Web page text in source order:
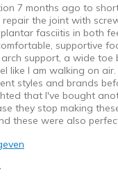
7 months ago to
the joint with
fasciitis in both
supportive
support, a wide toe
like I am walking on
styles and brands
that I've bought
they stop making
these were also